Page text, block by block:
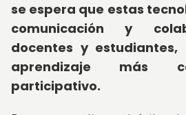
se espera que estas
comunicación y
docentes y estudiantes,
aprendizaje más
participativo.